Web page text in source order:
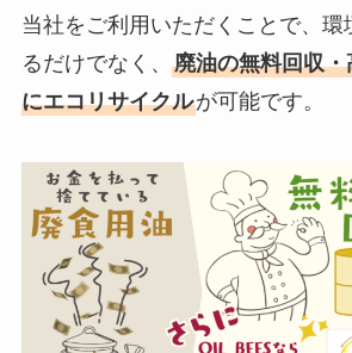
当社をご利用いただくことで、環
るだけでなく、 廃油の無料回収
にエコリサイクルが可能です。